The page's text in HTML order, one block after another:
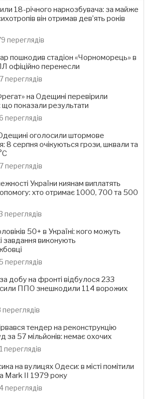
18-річного наркозбувача: за майже
він отримав дев’ять років
переглядів
пошкодив стадіон «Чорноморець» в
офіційно перенесли
переглядів
на Одещині перевірили
показали результати
переглядів
оголосили штормове
8 серпня очікуються грози, шквали та
переглядів
України киянам виплатять
хто отримає 1000, 700 та 500
переглядів
50+ в Україні: кого можуть
завдання виконують
переглядів
добу на фронті відбулося 233
сили ППО знешкодили 114 ворожих
тендер на реконструкцію
за 57 мільйонів: немає охочих
переглядів
на вулицях Одеси: в місті помітили
Mark II 1979 року
переглядів